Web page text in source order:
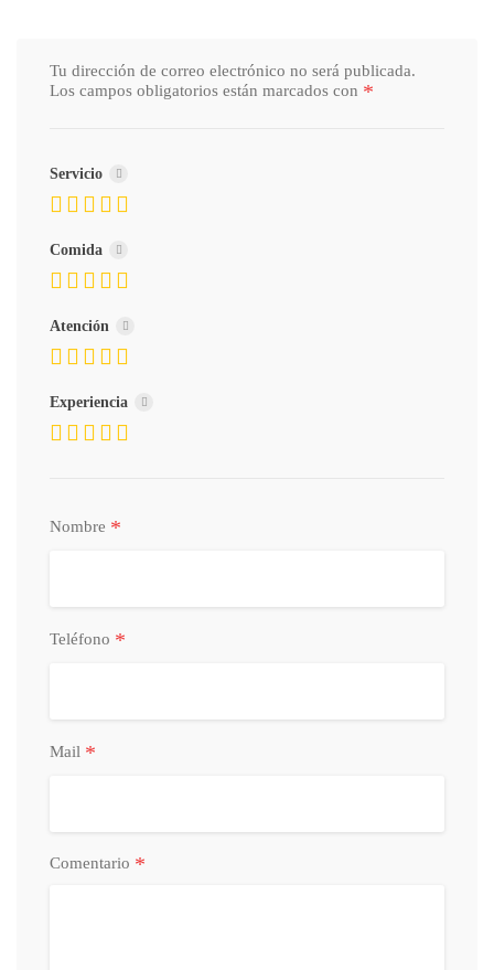
Tu dirección de correo electrónico no será publicada.
Los campos obligatorios están marcados con *
Servicio
Comida
Atención
Experiencia
Nombre *
Teléfono *
Mail *
Comentario *